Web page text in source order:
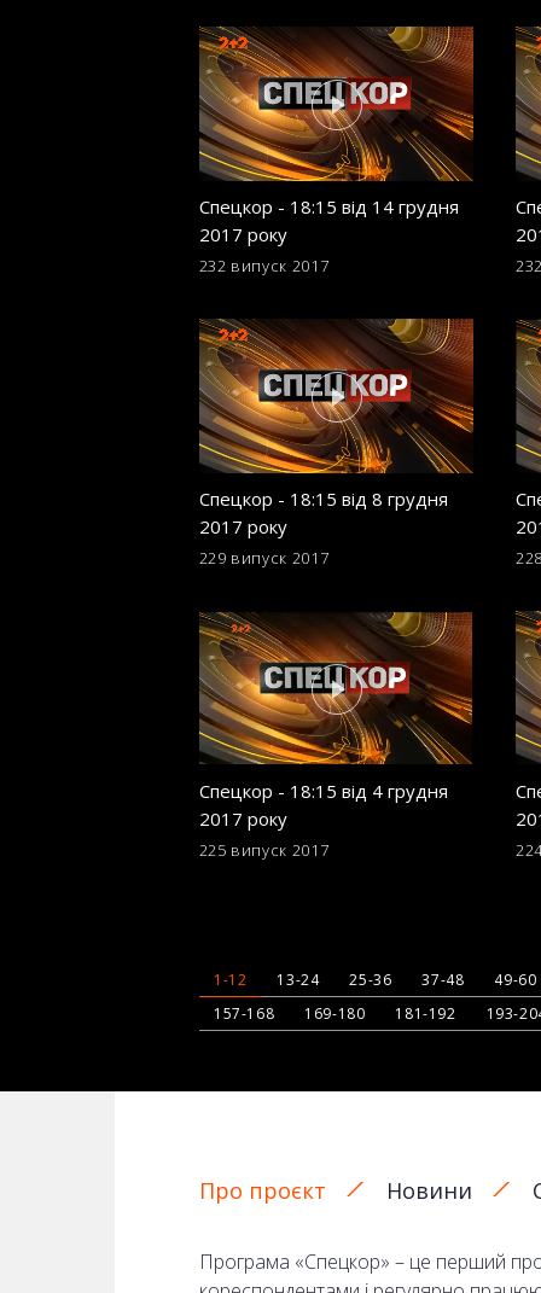
Спецкор - 18:15 від 14 грудня
2017 року
232 випуск 2017
Спецкор - 18:15 від 8 грудня
2017 року
229 випуск 2017
Спецкор - 18:15 від 4 грудня
2017 року
225 випуск 2017
1-12 13-24 25-36 37-48 49-60
157-168
169-180 181-192 193-
Про проєкт Новини
Програма «Спецкор» – це перший